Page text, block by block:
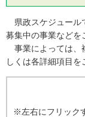
県政スケジュール
募集中の事業などを
事業によっては、
しくは各詳細項目を
※左右にフリック